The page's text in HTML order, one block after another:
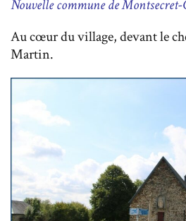
Nouvelle commune de
Au cœur du village, devant le
Martin.